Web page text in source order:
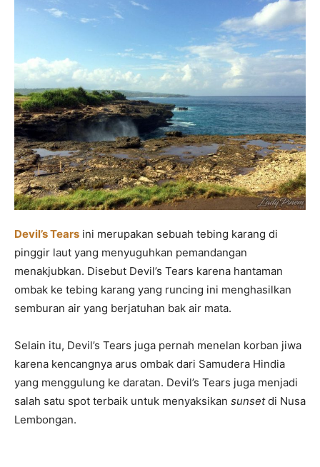
Devil’s Tears ini merupakan sebuah tebing karang di
pinggir laut yang menyuguhkan pemandangan
menakjubkan. Disebut Devil’s Tears karena hantaman
ombak ke tebing karang yang runcing ini menghasilkan
semburan air yang berjatuhan bak air mata.
Selain itu, Devil’s Tears juga pernah menelan korban jiwa
karena kencangnya arus ombak dari Samudera Hindia
yang menggulung ke daratan. Devil’s Tears juga menjadi
salah satu spot terbaik untuk menyaksikan sunsetdi Nusa
Lembongan.